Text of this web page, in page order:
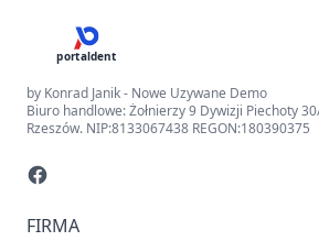
portaldent
by Konrad Janik - Nowe Uzywane Demo
Biuro handlowe: Żołnierzy 9 Dywizji Piechoty
Rzeszów. NIP:8133067438 REGON:180390375
FIRMA